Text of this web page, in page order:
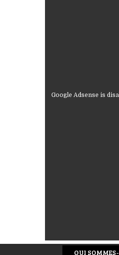
Google Adsense is
QUI